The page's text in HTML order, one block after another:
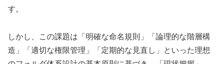
す。
しかし、この課題は「明確な命名規則」「論理的な階層構
造」「適切な権限管理」「定期的な見直し」といった理想